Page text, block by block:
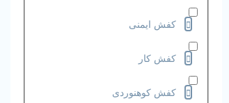
کفش ایمنی
کفش کار
کفش کوهنوردی